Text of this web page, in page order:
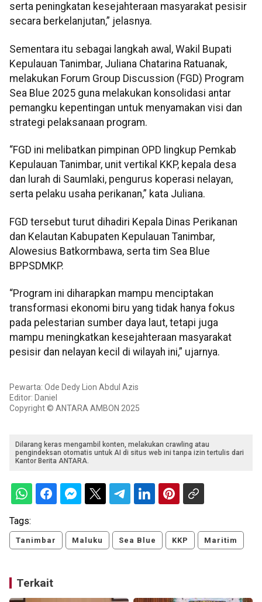
serta peningkatan kesejahteraan masyarakat pesisir
secara berkelanjutan,” jelasnya.
Sementara itu sebagai langkah awal, Wakil Bupati
Kepulauan Tanimbar, Juliana Chatarina Ratuanak,
melakukan Forum Group Discussion (FGD) Program
Sea Blue 2025 guna melakukan konsolidasi antar
pemangku kepentingan untuk menyamakan visi dan
strategi pelaksanaan program.
“FGD ini melibatkan pimpinan OPD lingkup Pemkab
Kepulauan Tanimbar, unit vertikal KKP, kepala desa
dan lurah di Saumlaki, pengurus koperasi nelayan,
serta pelaku usaha perikanan,” kata Juliana.
FGD tersebut turut dihadiri Kepala Dinas Perikanan
dan Kelautan Kabupaten Kepulauan Tanimbar,
Alowesius Batkormbawa, serta tim Sea Blue
BPPSDMKP.
“Program ini diharapkan mampu menciptakan
transformasi ekonomi biru yang tidak hanya fokus
pada pelestarian sumber daya laut, tetapi juga
mampu meningkatkan kesejahteraan masyarakat
pesisir dan nelayan kecil di wilayah ini,” ujarnya.
Pewarta: Ode Dedy Lion Abdul Azis
Editor: Daniel
Copyright © ANTARA AMBON 2025
Dilarang keras mengambil konten, melakukan crawling atau
pengindeksan otomatis untuk AI di situs web ini tanpa izin tertulis dari
Kantor Berita ANTARA.
Tags:
Tanimbar Maluku Sea Blue KKP Maritim
Terkait